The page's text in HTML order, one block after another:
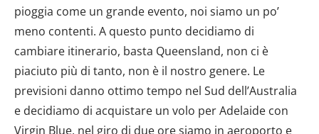
pioggia come un grande evento, noi siamo un po’
meno contenti. A questo punto decidiamo di
cambiare itinerario, basta Queensland, non ci è
piaciuto più di tanto, non è il nostro genere. Le
previsioni danno ottimo tempo nel Sud dell’Australia
e decidiamo di acquistare un volo per Adelaide con
Virgin Blue, nel giro di due ore siamo in aeroporto e